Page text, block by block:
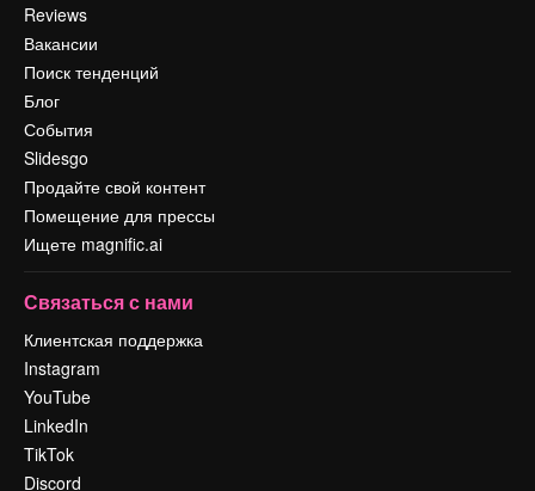
Reviews
Вакансии
Поиск тенденций
Блог
События
Slidesgo
Продайте свой контент
Помещение для прессы
Ищете magnific.ai
Связаться с нами
Клиентская поддержка
Instagram
YouTube
LinkedIn
TikTok
Discord